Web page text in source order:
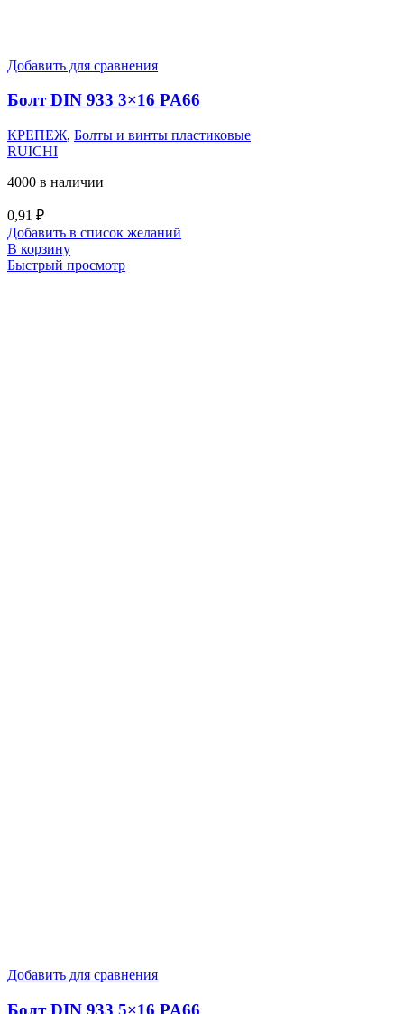
Добавить для сравнения
Болт DIN 933 3×16 PA66
КРЕПЕЖ, Болты и винты пластиковые
RUICHI
4000 в наличии
0,91 ₽
Добавить в список желаний
В корзину
Быстрый просмотр
Добавить для сравнения
Болт DIN 933 5×16 PA66